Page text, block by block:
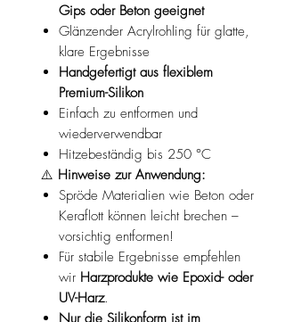
Gips oder Beton geeignet
Glänzender Acrylrohling für glatte,
klare Ergebnisse
Handgefertigt aus flexiblem
Premium-Silikon
Einfach zu entformen und
wiederverwendbar
Hitzebeständig bis 250 °C
⚠️ Hinweise zur Anwendung:
Spröde Materialien wie Beton oder
Keraflott können leicht brechen –
vorsichtig entformen!
Für stabile Ergebnisse empfehlen
wir Harzprodukte wie Epoxid- oder
UV-Harz.
Nur die Silikonform ist im